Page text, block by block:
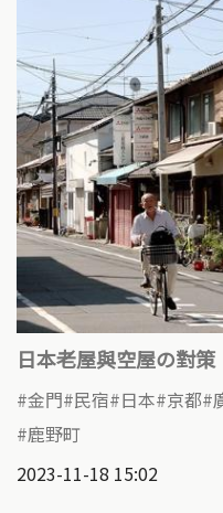
日本老屋與空屋の對
金門 民宿 日本 京都
鹿野町
2023-11-18 15:02